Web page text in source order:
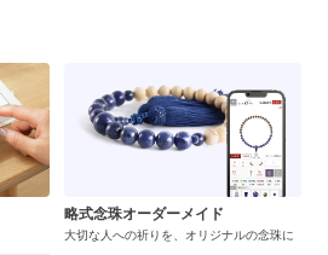
略式念珠オーダーメイド
大切な人への祈りを、オリジナルの念珠に